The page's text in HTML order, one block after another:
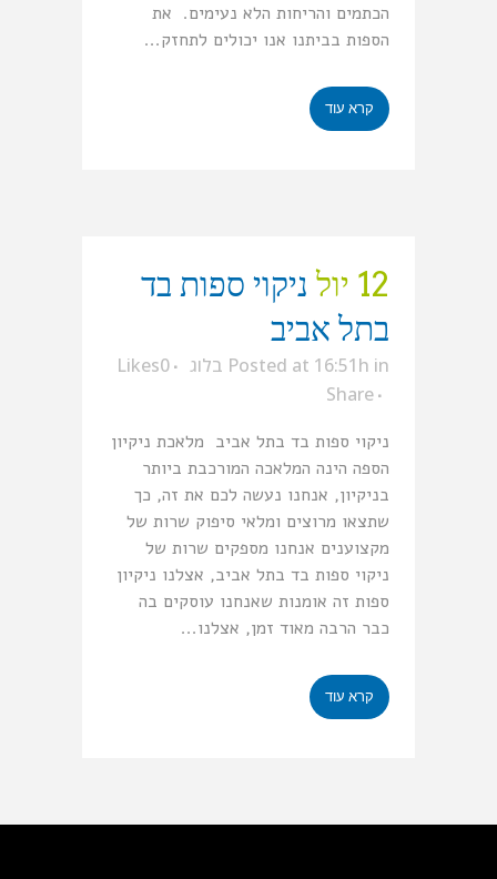
הכתמים והריחות הלא נעימים. את
הספות בביתנו אנו יכולים לתחזק...
קרא עוד
12 יול
ניקוי ספות בד
בתל אביב
Posted at 16:51h in בלוג 0
Likes
Share
ניקוי ספות בד בתל אביב מלאכת ניקיון
הספה הינה המלאכה המורכבת ביותר
בניקיון, אנחנו נעשה לכם את זה, כך
שתצאו מרוצים ומלאי סיפוק שרות של
מקצוענים אנחנו מספקים שרות של
ניקוי ספות בד בתל אביב, אצלנו ניקיון
ספות זה אומנות שאנחנו עוסקים בה
כבר הרבה מאוד זמן, אצלנו...
קרא עוד